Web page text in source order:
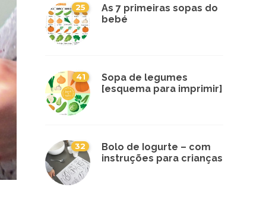
25
As 7 primeiras sopas do
bebé
41
Sopa de legumes
[esquema para imprimir]
32
Bolo de Iogurte – com
instruções para crianças